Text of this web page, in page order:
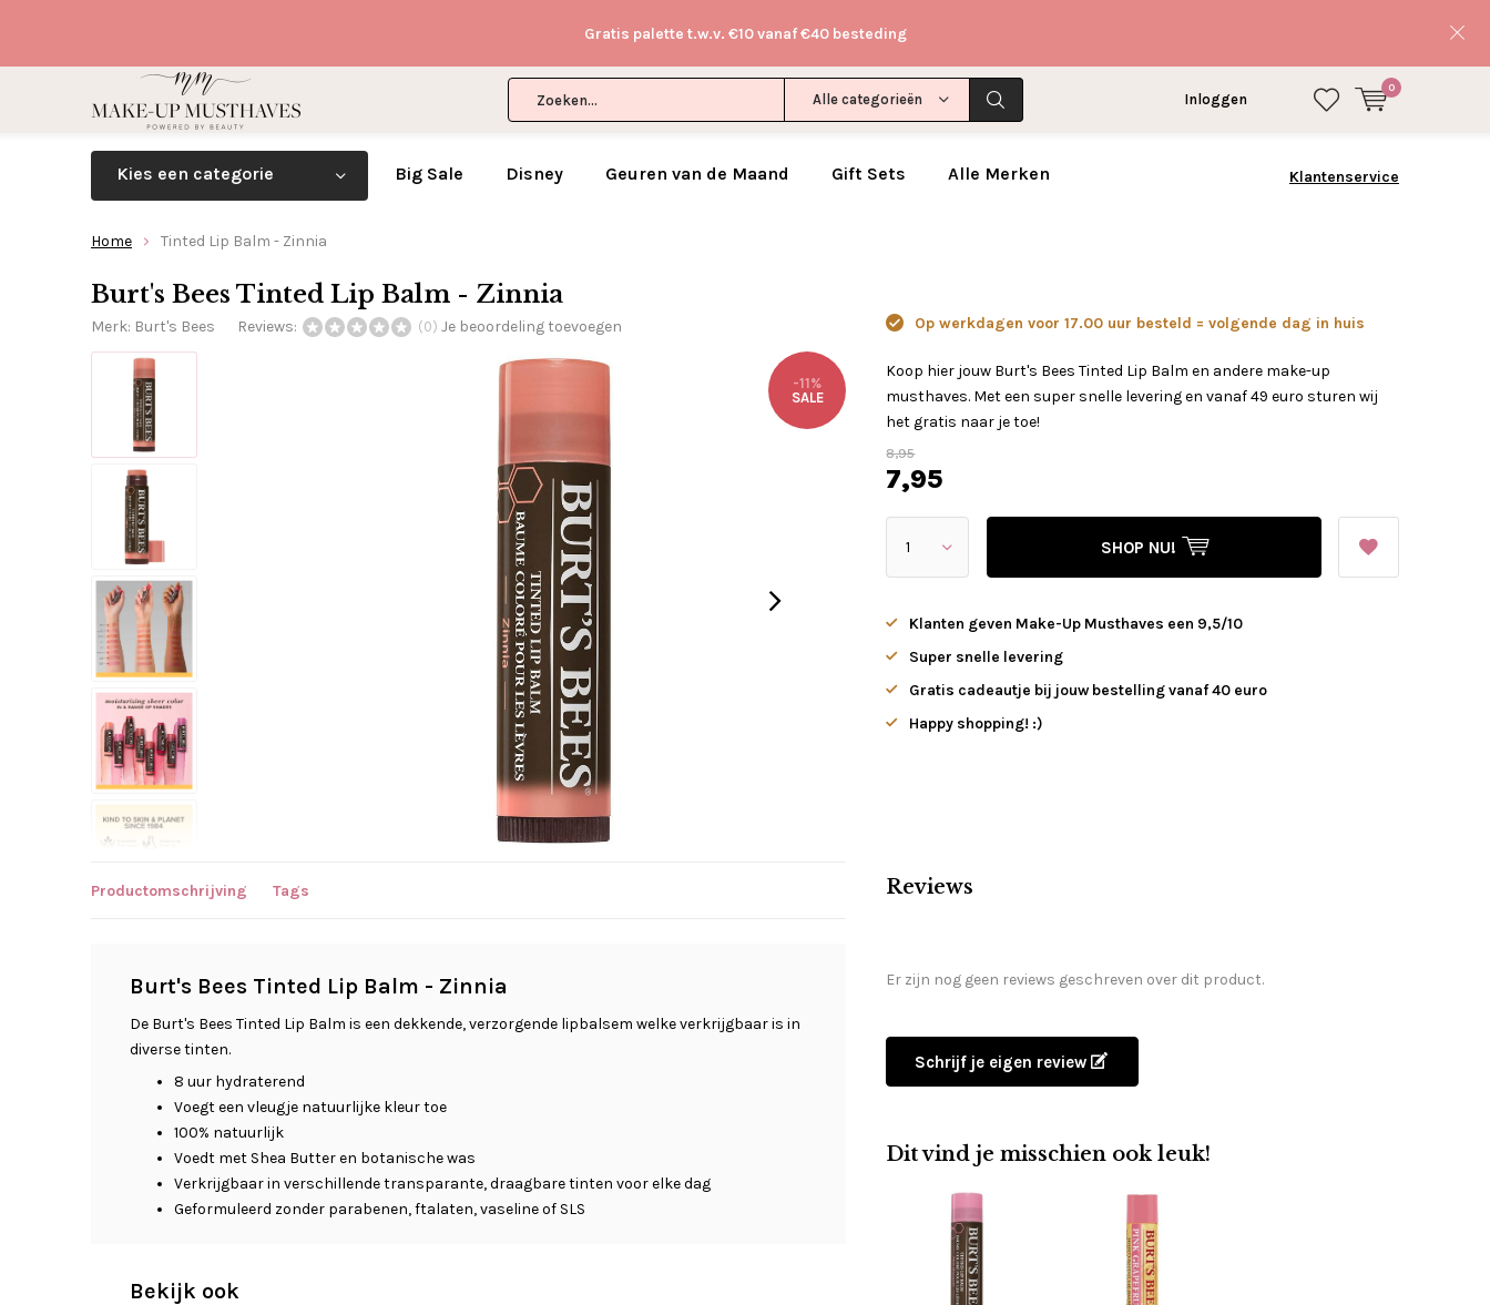
Alle categorieën Inloggen
0
Gratis palette t.w.v. €10 vanaf €40 besteding
Kies een categorie Big Sale Disney Geuren van de Maand Gift Sets Alle Merken Klantenservice
Home Tinted Lip Balm - Zinnia
Burt's Bees Tinted Lip Balm - Zinnia
Merk: Burt's Bees Reviews: (0) Je beoordeling toevoegen
-11%
SALE
Op werkdagen voor 17.00 uur besteld = volgende dag in huis
Koop hier jouw Burt's Bees Tinted Lip Balm en andere make-up
musthaves. Met een super snelle levering en vanaf 49 euro sturen wij
het gratis naar je toe!
8,95
7,95
SHOP NU!
Klanten geven Make-Up Musthaves een 9,5/10
Super snelle levering
Gratis cadeautje bij jouw bestelling vanaf 40 euro
Happy shopping! :)
Productomschrijving Tags
Burt's Bees Tinted Lip Balm - Zinnia
De Burt's Bees Tinted Lip Balm is een dekkende, verzorgende lipbalsem welke verkrijgbaar is in
diverse tinten.
8 uur hydraterend
Voegt een vleugje natuurlijke kleur toe
100% natuurlijk
Voedt met Shea Butter en botanische was
Verkrijgbaar in verschillende transparante, draagbare tinten voor elke dag
Geformuleerd zonder parabenen, ftalaten, vaseline of SLS
Bekijk ook
Reviews
Er zijn nog geen reviews geschreven over dit product.
Schrijf je eigen review
Dit vind je misschien ook leuk!